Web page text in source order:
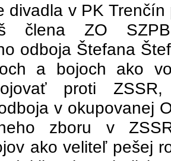
divadla v PK
člena ZO
odboja Štefana
a bojoch ako
proti
v okupovanej
zboru v
ako veliteľ pešej